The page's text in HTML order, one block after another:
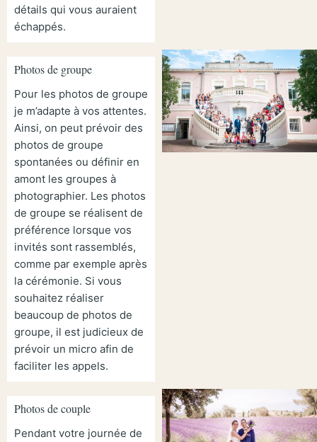
détails qui vous auraient
échappés.
Photos de groupe
Pour les photos de groupe
je m’adapte à vos attentes.
Ainsi, on peut prévoir des
photos de groupe
spontanées ou définir en
amont les groupes à
photographier. Les photos
de groupe se réalisent de
préférence lorsque vos
invités sont rassemblés,
comme par exemple après
la cérémonie. Si vous
souhaitez réaliser
beaucoup de photos de
groupe, il est judicieux de
prévoir un micro afin de
faciliter les appels.
Photos de couple
Pendant votre journée de